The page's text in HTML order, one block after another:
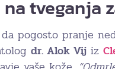
tveganja
pogosto pranje
dr. Alok Vij iz